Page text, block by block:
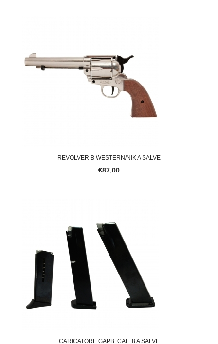
REVOLVER B WESTERN/NIK A SALVE
€87,00
CARICATORE GAPB. CAL. 8 A SALVE